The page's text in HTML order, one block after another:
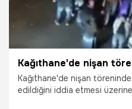
Kağıthane'de nişan
edildiğini iddia etmesi